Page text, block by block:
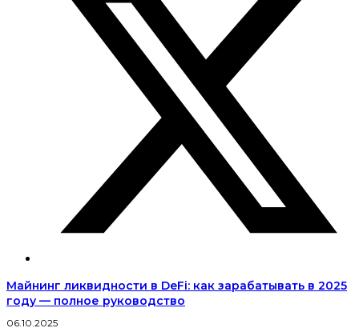
Майнинг ликвидности в DeFi: как зарабатывать в 2025
году — полное руководство
06.10.2025